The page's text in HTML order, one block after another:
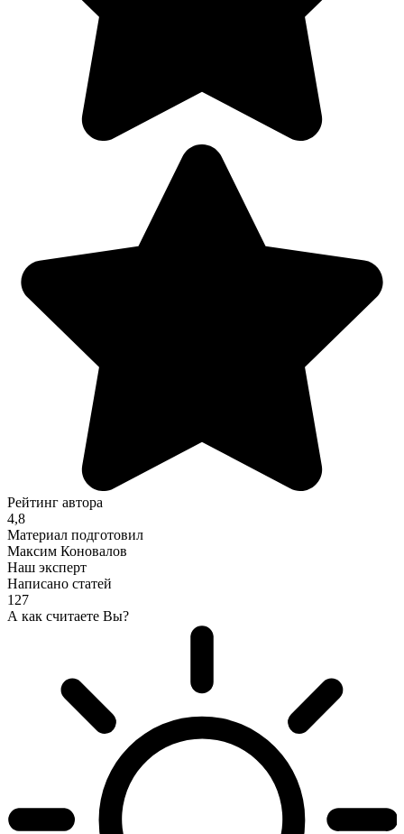
Рейтинг автора
4,8
Материал подготовил
Максим Коновалов
Наш эксперт
Написано статей
127
А как считаете Вы?